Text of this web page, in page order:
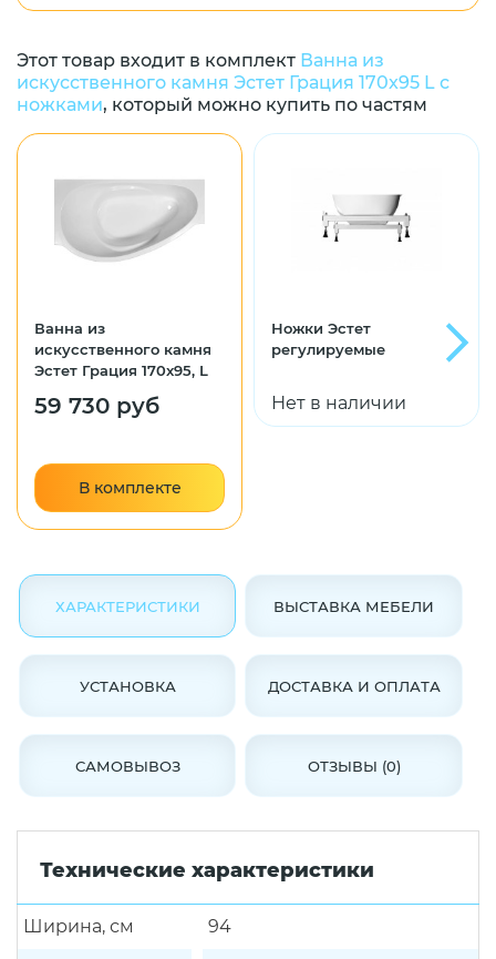
Этот товар входит в комплект Ванна из
искусственного камня Эстет Грация 170x95 L с
ножками, который можно купить по частям
Ванна из
искусственного камня
Эстет Грация 170x95, L
59 730 руб
В комплекте
Ножки Эстет
регулируемые
Нет в наличии
ХАРАКТЕРИСТИКИ ВЫСТАВКА МЕБЕЛИ
УСТАНОВКА ДОСТАВКА И ОПЛАТА
САМОВЫВОЗ ОТЗЫВЫ (0)
Технические характеристики
Ширина, см 94